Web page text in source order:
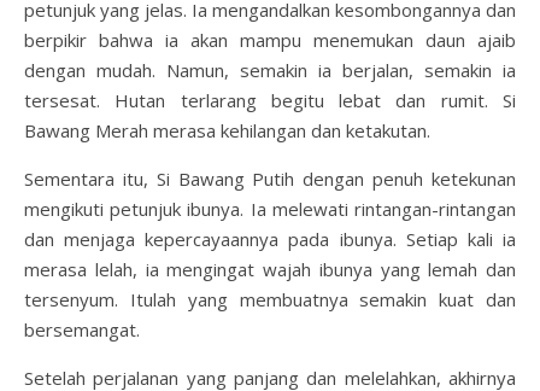
petunjuk yang jelas. Ia mengandalkan kesombongannya dan
berpikir bahwa ia akan mampu menemukan daun ajaib
dengan mudah. Namun, semakin ia berjalan, semakin ia
tersesat. Hutan terlarang begitu lebat dan rumit. Si
Bawang Merah merasa kehilangan dan ketakutan.
Sementara itu, Si Bawang Putih dengan penuh ketekunan
mengikuti petunjuk ibunya. Ia melewati rintangan-rintangan
dan menjaga kepercayaannya pada ibunya. Setiap kali ia
merasa lelah, ia mengingat wajah ibunya yang lemah dan
tersenyum. Itulah yang membuatnya semakin kuat dan
bersemangat.
Setelah perjalanan yang panjang dan melelahkan, akhirnya